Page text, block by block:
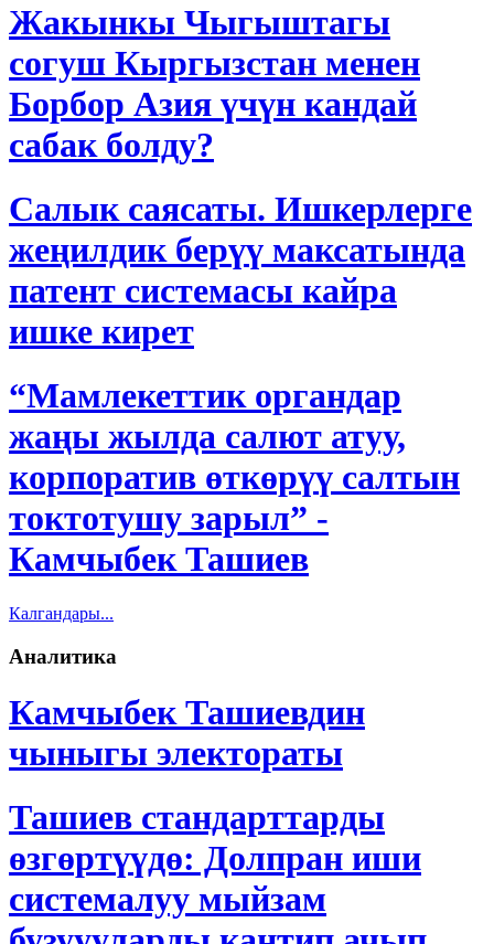
Жакынкы Чыгыштагы
согуш Кыргызстан менен
Борбор Азия үчүн кандай
сабак болду?
Салык саясаты. Ишкерлерге
жеңилдик берүү максатында
патент системасы кайра
ишке кирет
“Мамлекеттик органдар
жаңы жылда салют атуу,
корпоратив өткөрүү салтын
токтотушу зарыл” -
Камчыбек Ташиев
Калгандары...
Аналитика
Камчыбек Ташиевдин
чыныгы электораты
Ташиев стандарттарды
өзгөртүүдө: Долпран иши
системалуу мыйзам